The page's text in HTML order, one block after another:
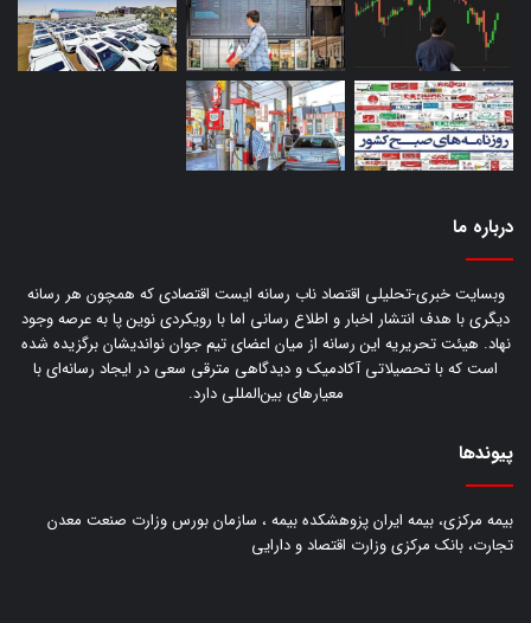
درباره‌ ما
وبسایت خبری-تحلیلی اقتصاد ناب رسانه‌ ایست اقتصادی که همچون هر رسانه
دیگری با هدف انتشار اخبار و اطلاع رسانی اما با رویکردی نوین پا به عرصه وجود
نهاد. هیئت تحریریه این رسانه از میان اعضای تیم جوان نواندیشان برگزیده شده
است که با تحصیلاتی آکادمیک و دیدگاهی‌ مترقی سعی در ایجاد رسانه‌ای با
معیار‌های بین‌المللی دارد.
پیوندها
بیمه مرکزی، بیمه ایران پزوهشکده بیمه ، سازمان بورس وزارت صنعت معدن
تجارت، بانک مرکزی وزارت اقتصاد و دارایی